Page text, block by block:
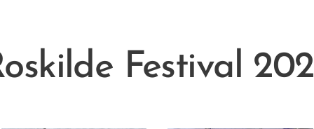
Festival